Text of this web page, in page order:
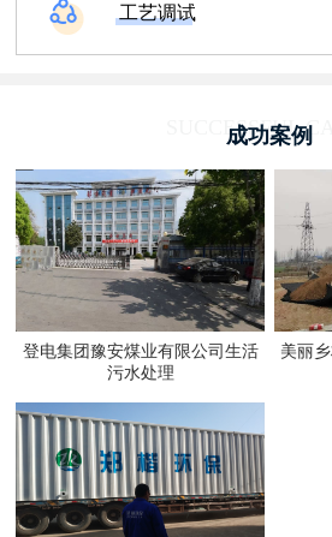
工艺调试
SUCCESSFUL
成功案例
登电集团豫安煤业有限公司生活
污水处理
美丽